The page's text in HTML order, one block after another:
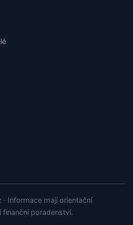
Informace mají orientační
finanční poradenství.